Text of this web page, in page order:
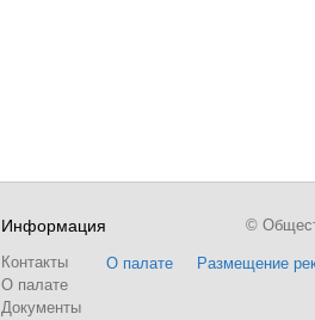
Информация
Контакты
О палате
Документы
О палате Размещение
©